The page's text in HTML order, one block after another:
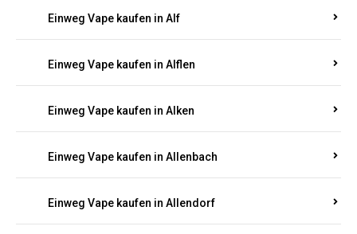
Einweg Vape kaufen in Alf
Einweg Vape kaufen in Alflen
Einweg Vape kaufen in Alken
Einweg Vape kaufen in Allenbach
Einweg Vape kaufen in Allendorf